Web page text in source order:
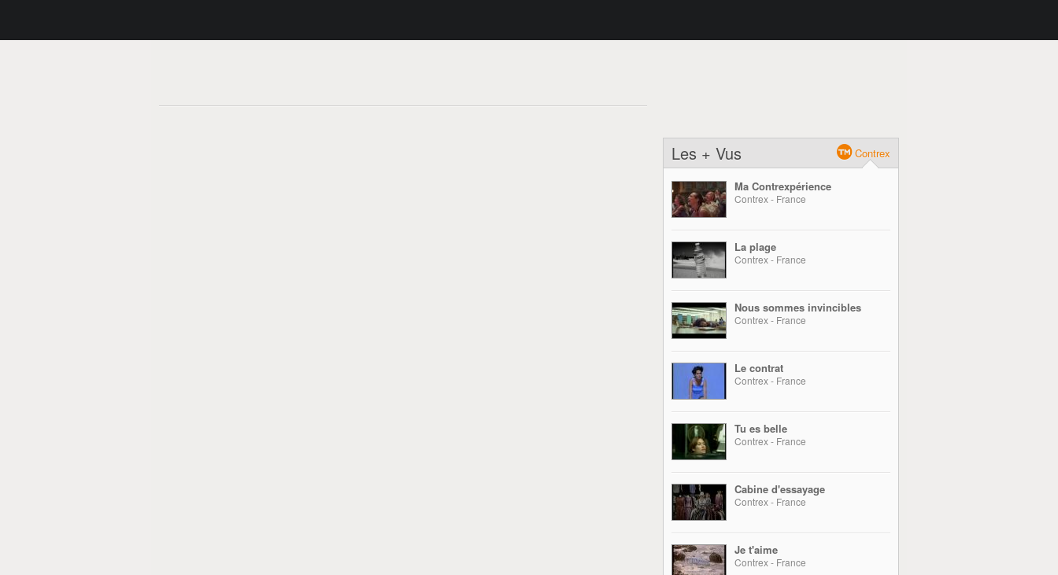
Les + Vus Contrex
Ma Contrexpérience
Contrex - France
La plage
Contrex - France
Nous sommes invincibles
Contrex - France
Le contrat
Contrex - France
Tu es belle
Contrex - France
Cabine d'essayage
Contrex - France
Je t'aime
Contrex - France